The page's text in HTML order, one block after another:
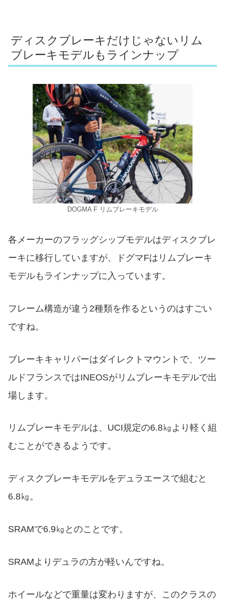
ディスクブレーキだけじゃないリム
ブレーキモデルもラインナップ
DOGMA F リムブレーキモデル
各メーカーのフラッグシップモデルはディスクブレ
ーキに移行していますが、ドグマFはリムブレーキ
モデルもラインナップに入っています。
フレーム構造が違う2種類を作るというのはすごい
ですね。
ブレーキキャリパーはダイレクトマウントで、ツー
ルドフランスではINEOSがリムブレーキモデルで出
場します。
リムブレーキモデルは、UCI規定の6.8㎏より軽く組
むことができるようです。
ディスクブレーキモデルをデュラエースで組むと
6.8㎏。
SRAMで6.9㎏とのことです。
SRAMよりデュラの方が軽いんですね。
ホイールなどで重量は変わりますが、このクラスの